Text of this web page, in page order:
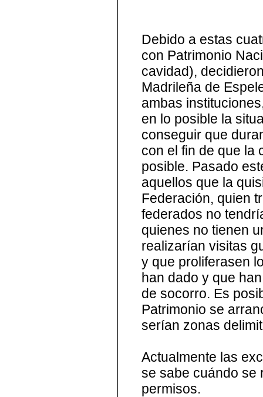
Debido a estas
con Patrimonio
cavidad),
Madrileña de
ambas
en lo posible la
conseguir que
con el fin de que la
posible. Pasado
aquellos que la
Federación, quien
federados no
quienes no tienen
realizarían visitas
y que proliferasen
han dado y que
de socorro. Es
Patrimonio se
serían zonas
Actualmente las
se sabe cuándo se
permisos.